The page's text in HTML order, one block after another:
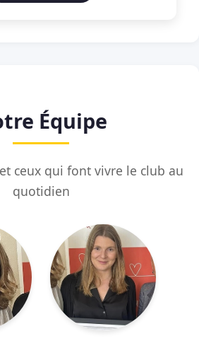
Équipe
ceux qui font vivre le club au
quotidien